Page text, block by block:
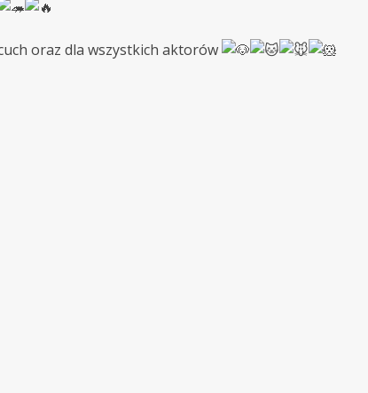
oraz dla wszystkich aktorów